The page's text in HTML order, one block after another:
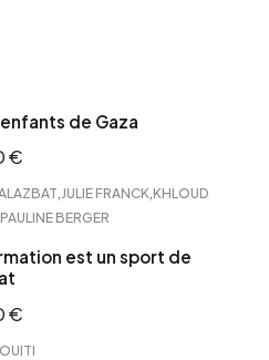
de Gaza
€
JULIE FRANCK KHLOUD
PAULINE BERGER
est un sport de
€